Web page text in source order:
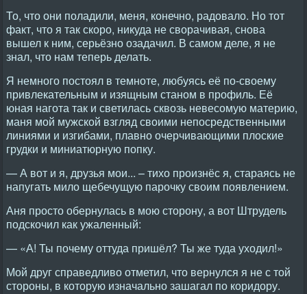
То, что они поладили, меня, конечно, радовало. Но тот
факт, что я так скоро, никуда не сворачивая, снова
вышел к ним, серьёзно озадачил. В самом деле, я не
знал, что нам теперь делать.
Я немного постоял в темноте, любуясь её по-своему
привлекательным и изящным станом в профиль. Её
юная нагота так и светилась сквозь невесомую материю,
маня мой мужской взгляд своими непосредственными
линиями и изгибами, плавно очерчивающими плоские
грудки и миниатюрную попку.
— А вот и я, друзья мои... – тихо произнёс я, стараясь не
напугать мило щебечущую парочку своим появлением.
Аня просто обернулась в мою сторону, а вот Штрудель
подскочил как ужаленный:
— «А! Ты почему оттуда пришёл? Ты же туда уходил!»
Мой друг справедливо отметил, что вернулся я не с той
стороны, в которую изначально зашагал по коридору.